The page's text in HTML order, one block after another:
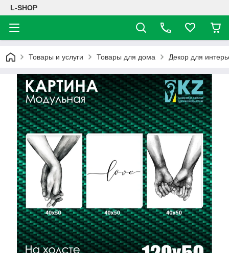
L-SHOP
Товары и услуги Товары для дома Декор для